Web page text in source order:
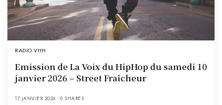
RADIO VHH
Emission de La Voix du HipHop du samedi 10
janvier 2026 – Street Fraîcheur
17 JANVIER 2026 0 SHARES